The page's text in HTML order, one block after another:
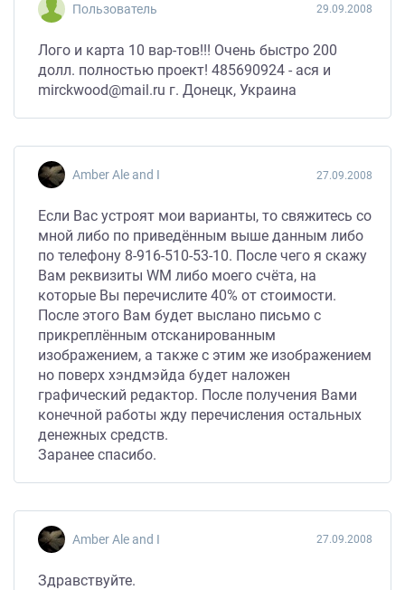
Пользователь 29.09.2008
Лого и карта 10 вар-тов!!! Очень быстро 200
долл. полностью проект! 485690924 - ася и
mirckwood@mail.ru г. Донецк, Украина
Amber Ale and I 27.09.2008
Если Вас устроят мои варианты, то свяжитесь со
мной либо по приведённым выше данным либо
по телефону 8-916-510-53-10. После чего я скажу
Вам реквизиты WM либо моего счёта, на
которые Вы перечислите 40% от стоимости.
После этого Вам будет выслано письмо с
прикреплённым отсканированным
изображением, а также с этим же изображением
но поверх хэндмэйда будет наложен
графический редактор. После получения Вами
конечной работы жду перечисления остальных
денежных средств.
Заранее спасибо.
Amber Ale and I 27.09.2008
Здравствуйте.